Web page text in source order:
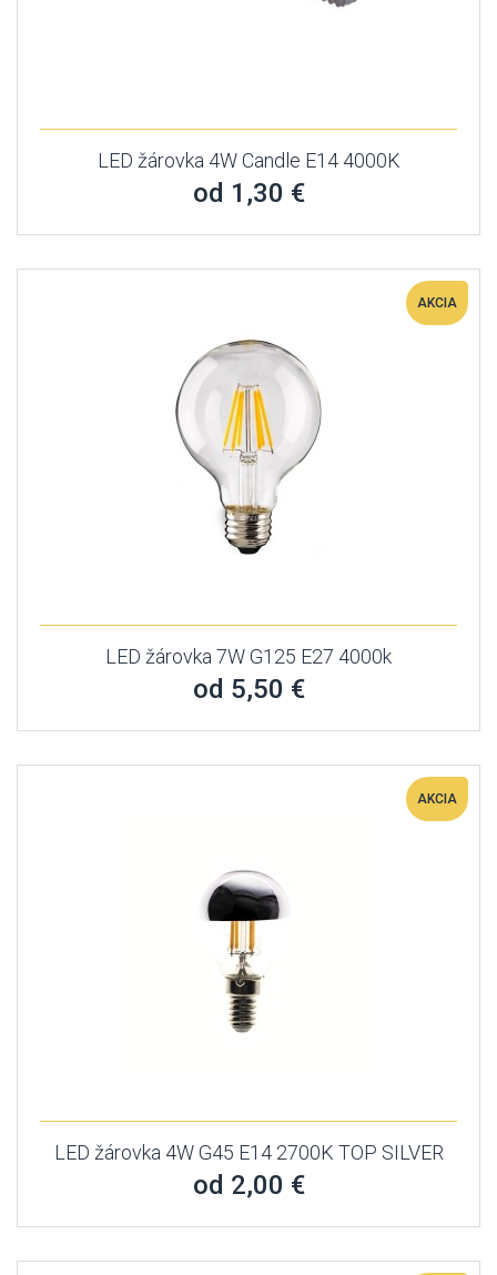
LED žárovka 4W Candle E14 4000K
od 1,30 €
AKCIA
LED žárovka 7W G125 E27 4000k
od 5,50 €
AKCIA
LED žárovka 4W G45 E14 2700K TOP SILVER
od 2,00 €